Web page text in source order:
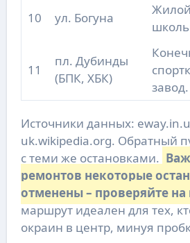
10 ул. Богуна
11
пл. Дубинды
(БПК, ХБК)
завод.
Источники данных:
uk.wikipedia.org. Обратный
с теми же остановками.
ремонтов некоторые
отменены – проверяйте на
маршрут идеален для тех,
окраин в центр, минуя